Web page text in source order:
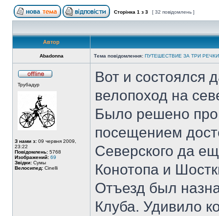
Сторінка 1 з 3 [ 32 повідомлень ]
Автор
Abadonna Тема повідомлення: ПУТЕШЕСТВИЕ ЗА ТРИ РЕЧКИ
Трубадур
З нами з: 09 червня 2009,
23:22
Повідомлень: 5768
Изображений: 69
Звідки: Сумы
Велосипед: Cinelli
Вот и состоялся
велопоход на
Было решено
посещением
Северского да
Конотопа и
Отъезд был
Клуба. Удивило